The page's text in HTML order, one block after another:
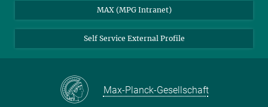
MAX (MPG Intranet)
Self Service External Profile
Max-Planck-Gesellschaft